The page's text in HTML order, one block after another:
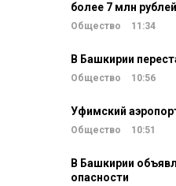
более 7 млн рублей
Общество 11:34
В Башкирии
Общество 10:56
Уфимский
Общество 10:51
В Башкирии
опасности